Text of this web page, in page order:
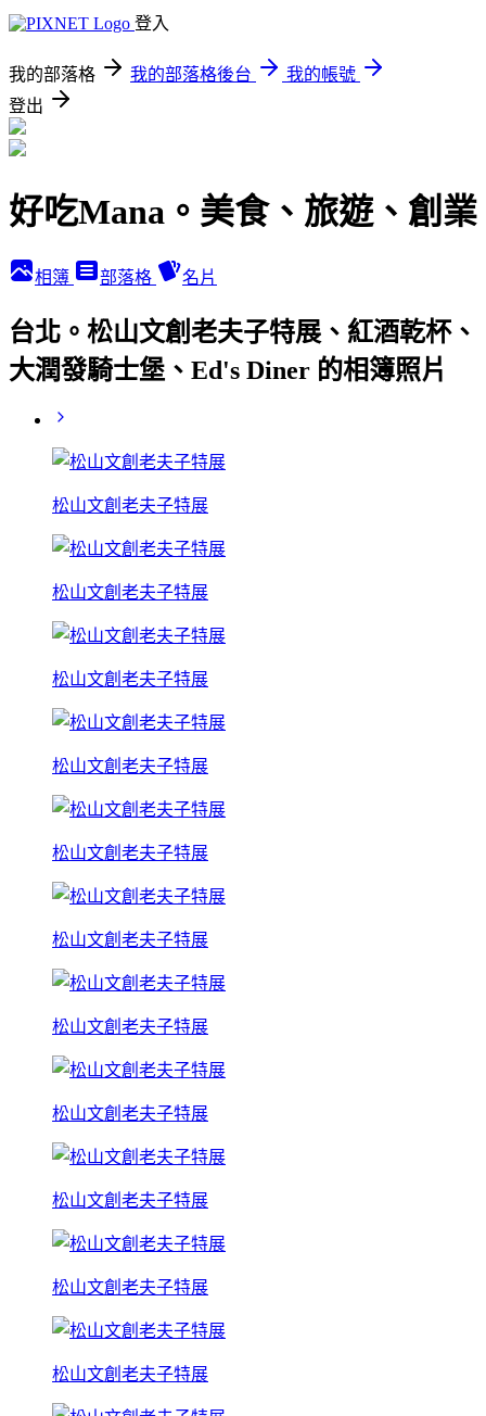
登入
我的部落格 我的部落格後台
我的帳號
登出
好吃Mana。美食、旅遊、創業
相簿 部落格 名片
台北。松山文創老夫子特展、紅酒乾杯、
大潤發騎士堡、Ed's Diner 的相簿照片
松山文創老夫子特展
松山文創老夫子特展
松山文創老夫子特展
松山文創老夫子特展
松山文創老夫子特展
松山文創老夫子特展
松山文創老夫子特展
松山文創老夫子特展
松山文創老夫子特展
松山文創老夫子特展
松山文創老夫子特展